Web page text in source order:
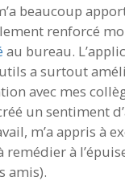
beaucoup
renforcé
au bureau.
a surtout
avec mes
un sentiment
m’a appris à
remédier à
amis).